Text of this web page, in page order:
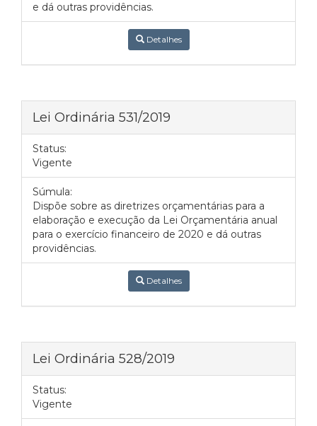
e dá outras providências.
Detalhes
Lei Ordinária 531/2019
Status:
Vigente
Súmula:
Dispõe sobre as diretrizes orçamentárias para a
elaboração e execução da Lei Orçamentária anual
para o exercício financeiro de 2020 e dá outras
providências.
Detalhes
Lei Ordinária 528/2019
Status:
Vigente